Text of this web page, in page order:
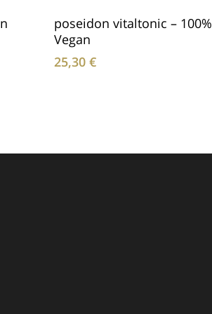
In Den Warenkorb
poseidon vitaltonic – 100%
Vegan
25,30€